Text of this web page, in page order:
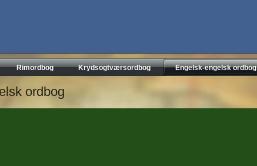
Rimordbog Krydsogtværsordbog Engelsk-engelsk ordbog
ordbog